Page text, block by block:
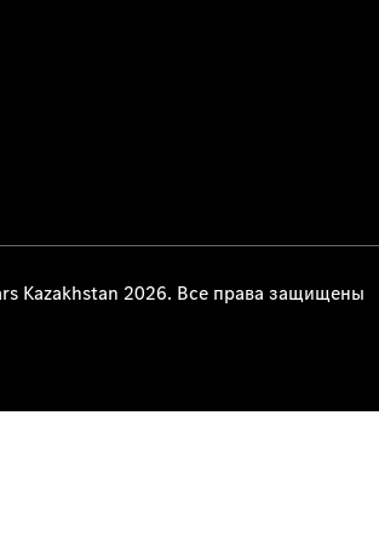
Kazakhstan 2026. Все права защищены